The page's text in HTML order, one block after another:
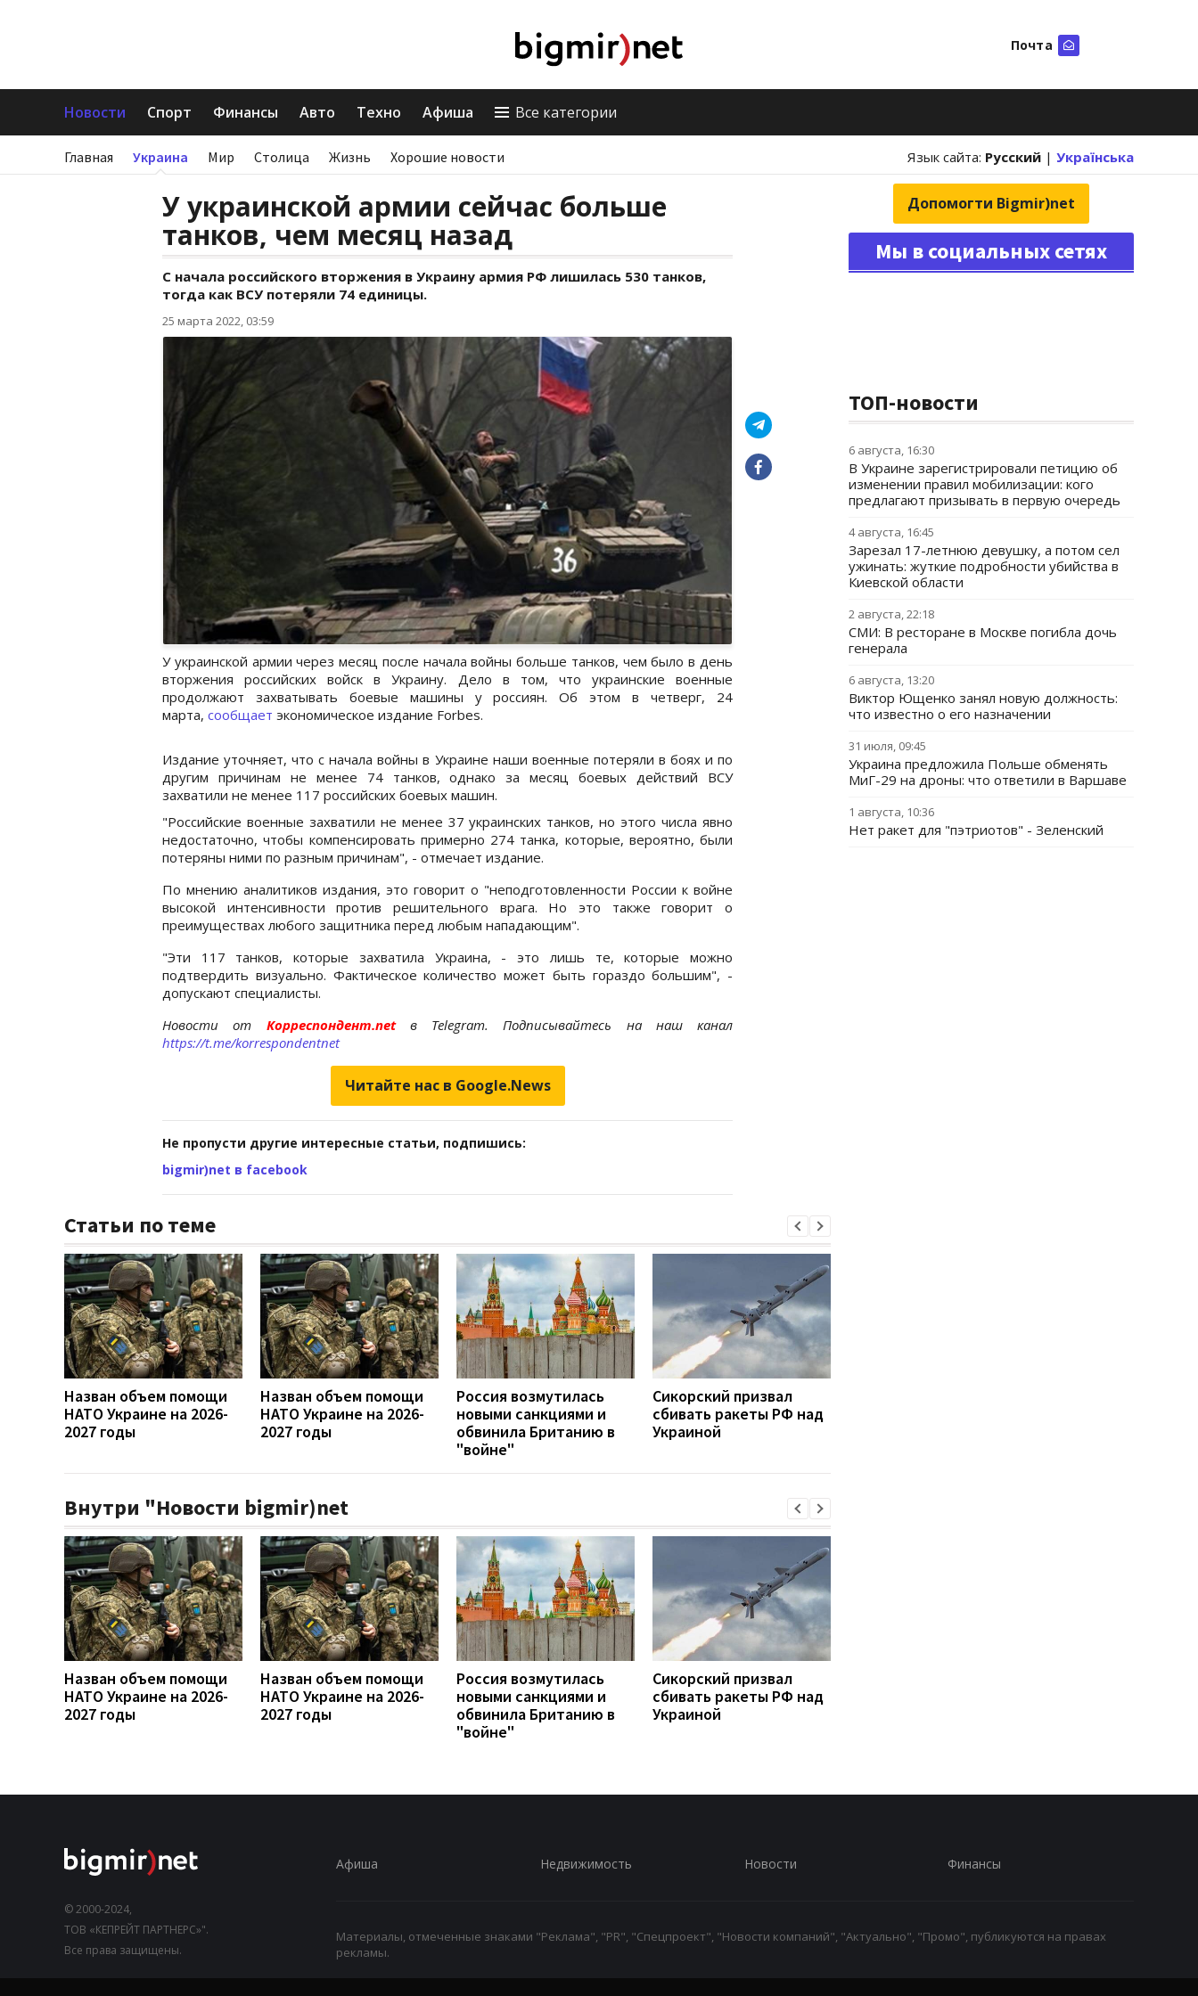
Почта
Новости Спорт Финансы Авто Техно Афиша Все категории
Главная Украина Мир Столица Жизнь Хорошие новости Язык сайта: Русский | Українська
У украинской армии сейчас больше
танков, чем месяц назад
С начала российского вторжения в Украину армия РФ лишилась 530 танков,
тогда как ВСУ потеряли 74 единицы.
25 марта 2022, 03:59
У украинской армии через месяц после начала войны больше танков, чем было в день
вторжения российских войск в Украину. Дело в том, что украинские военные
продолжают захватывать боевые машины у россиян. Об этом в четверг, 24
марта, сообщает экономическое издание Forbes.
Издание уточняет, что с начала войны в Украине наши военные потеряли в боях и по
другим причинам не менее 74 танков, однако за месяц боевых действий ВСУ
захватили не менее 117 российских боевых машин.
"Российские военные захватили не менее 37 украинских танков, но этого числа явно
недостаточно, чтобы компенсировать примерно 274 танка, которые, вероятно, были
потеряны ними по разным причинам", - отмечает издание.
По мнению аналитиков издания, это говорит о "неподготовленности России к войне
высокой интенсивности против решительного врага. Но это также говорит о
преимуществах любого защитника перед любым нападающим".
"Эти 117 танков, которые захватила Украина, - это лишь те, которые можно
подтвердить визуально. Фактическое количество может быть гораздо большим", -
допускают специалисты.
Новости от Корреспондент.net в Telegram. Подписывайтесь на наш канал
https://t.me/korrespondentnet
Читайте нас в Google.News
Не пропусти другие интересные статьи, подпишись:
bigmir)net в facebook
Статьи по теме
Назван объем помощи
НАТО Украине на 2026-
2027 годы
Назван объем помощи
НАТО Украине на 2026-
2027 годы
Россия возмутилась
новыми санкциями и
обвинила Британию в
"войне"
Сикорский призвал
сбивать ракеты РФ над
Украиной
Внутри "Новости bigmir)net
Назван объем помощи
НАТО Украине на 2026-
2027 годы
Назван объем помощи
НАТО Украине на 2026-
2027 годы
Россия возмутилась
новыми санкциями и
обвинила Британию в
"войне"
Сикорский призвал
сбивать ракеты РФ над
Украиной
Допомогти Bigmir)net
Мы в социальных сетях
ТОП-новости
6 августа, 16:30
В Украине зарегистрировали петицию об
изменении правил мобилизации: кого
предлагают призывать в первую очередь
4 августа, 16:45
Зарезал 17-летнюю девушку, а потом сел
ужинать: жуткие подробности убийства в
Киевской области
2 августа, 22:18
СМИ: В ресторане в Москве погибла дочь
генерала
6 августа, 13:20
Виктор Ющенко занял новую должность:
что известно о его назначении
31 июля, 09:45
Украина предложила Польше обменять
МиГ-29 на дроны: что ответили в Варшаве
1 августа, 10:36
Нет ракет для "пэтриотов" - Зеленский
© 2000-2024,
ТОВ «КЕПРЕЙТ ПАРТНЕРС»".
Все права защищены.
Афиша Недвижимость Новости Финансы
Материалы, отмеченные знаками "Реклама", "PR", "Спецпроект", "Новости компаний", "Актуально", "Промо", публикуются на правах
рекламы.